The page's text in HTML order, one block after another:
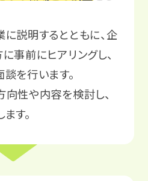
説明するとともに、企
事前にヒアリングし、
を行います。
性や内容を検討し、
す。